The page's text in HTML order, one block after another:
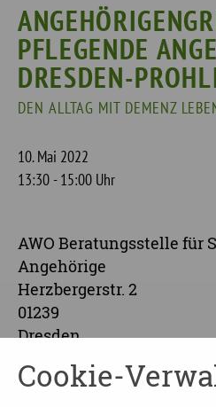
PFLEGENDE
DRESDEN-
DEN ALLTAG MIT DEMENZ
10. Mai 2022
13:30 - 15:00 Uhr
AWO Beratungsstelle für
Angehörige
Herzbergerstr. 2
01239
Dresden
ANMELDUNG UND
Cookie-